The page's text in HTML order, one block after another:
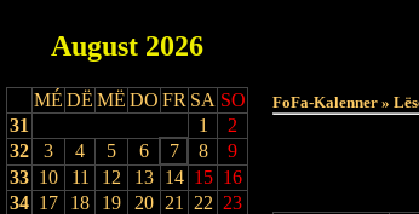
August 2026
MÉ DË MË DO FR SA SO
31
1
2
32
3 4 5 6 7 8
9
33 10 11 12 13 14 15 16
34 17 18 19 20 21 22 23
FoFa-Kalenner »